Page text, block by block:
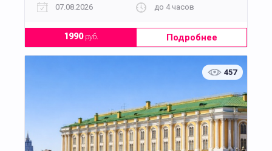
07.08.2026
до 4 часов
1990руб. Подробнее
457